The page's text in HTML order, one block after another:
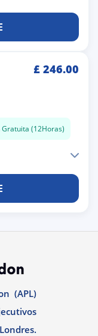
£ 246.00
(12Horas)
(APL)